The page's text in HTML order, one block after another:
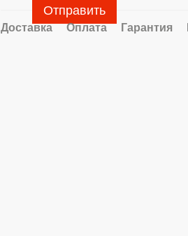
Отправить
Доставка Оплата Гарантия